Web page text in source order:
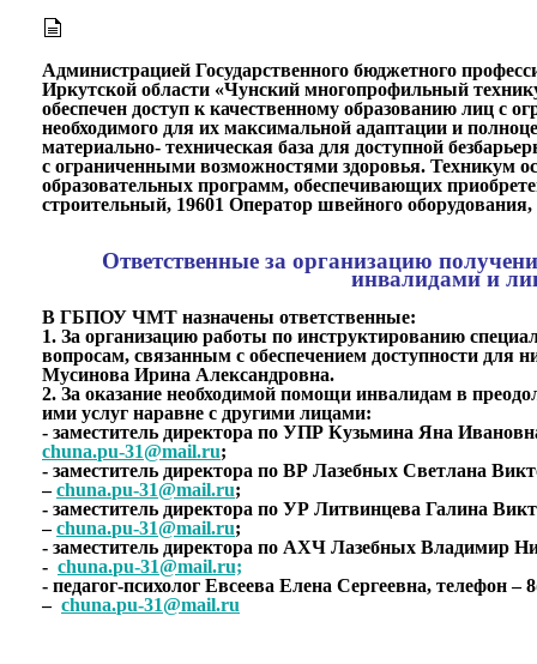
Администрацией Государственного бюджетного
Иркутской области «Чунский многопрофильный
обеспечен доступ к качественному образованию лиц с
необходимого для их максимальной адаптации и
материально- техническая база для доступной
с ограниченными возможностями здоровья. Техникум
образовательных программ, обеспечивающих
строительный, 19601 Оператор швейного
Ответственные за организацию
инвалидами и
В ГБПОУ ЧМТ назначены ответственные:
1. За организацию работы по инструктированию
вопросам, связанным с обеспечением доступности для
Мусинова Ирина Александровна.
2. За оказание необходимой помощи инвалидам в
ими услуг наравне с другими лицами:
- заместитель директора по УПР Кузьмина Яна
chuna.pu-31@mail.ru;
- заместитель директора по ВР Лазебных Светлана
–chuna.pu-31@mail.ru;
- заместитель директора по УР Литвинцева Галина
–chuna.pu-31@mail.ru;
- заместитель директора по АХЧ Лазебных Владимир
- chuna.pu-31@mail.ru;
- педагог-психолог Евсеева Елена Сергеевна, телефон –
– chuna.pu-31@mail.ru